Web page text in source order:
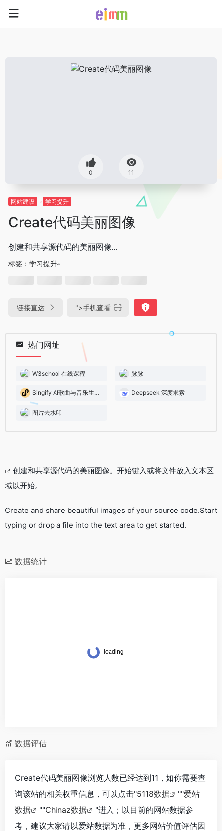
0 11
网站建设 学习提升
Create代码美丽图像
创建和共享源代码的美丽图像...
标签： 学习提升
链接直达 ">手机查看
热门网址
W3school 在线课程 脉脉
Singify AI歌曲与音乐生成器 Deepseek 深度求索
图片去水印
创建和共享源代码的美丽图像。开始键入或将文件放入文本区
域以开始。
Create and share beautiful images of your source code.Start
typing or drop a file into the text area to get started.
数据统计
数据评估
Create代码美丽图像浏览人数已经达到11，如你需要查
询该站的相关权重信息，可以点击"5118数据 ""爱站
数据
""Chinaz数据
"进入；以目前的网站数据参
考，建议大家请以爱站数据为准，更多网站价值评估因